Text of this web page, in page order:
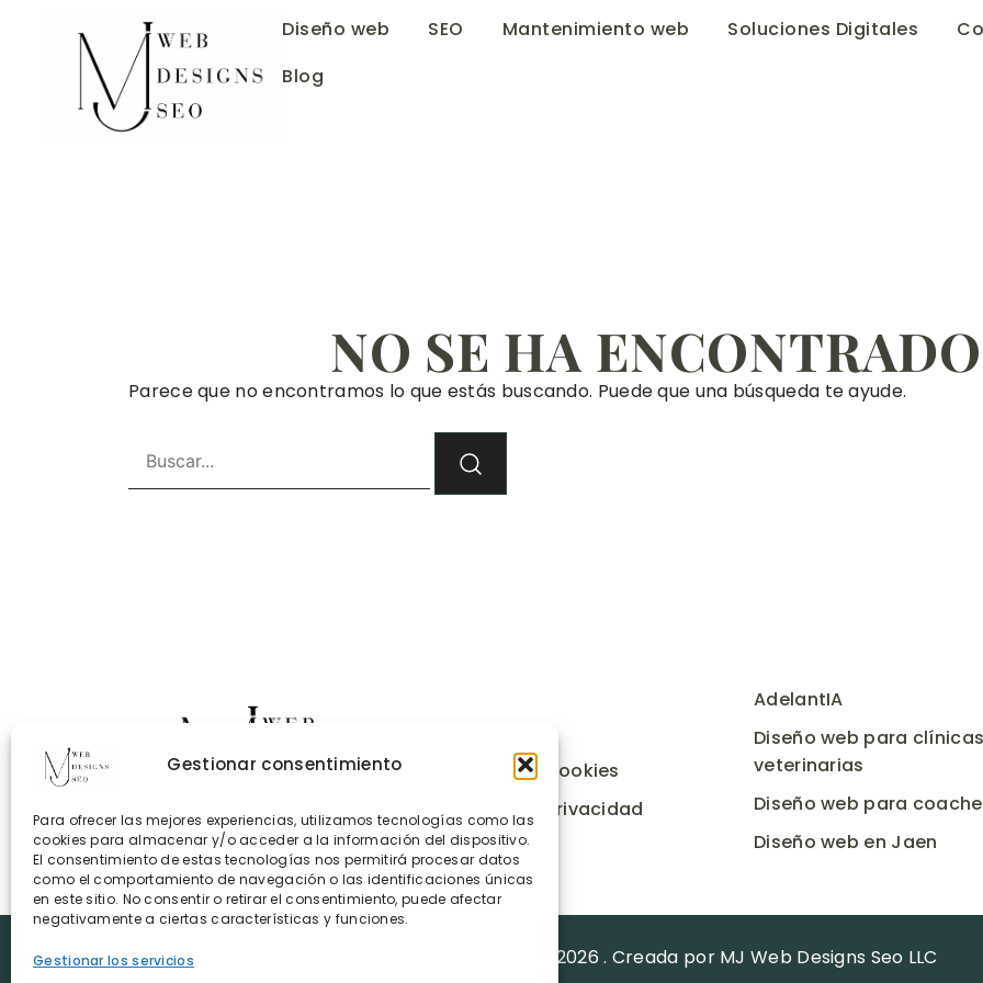
Gestionar consentimiento
Para ofrecer las mejores experiencias, utilizamos tecnologías como las
cookies para almacenar y/o acceder a la información del dispositivo.
El consentimiento de estas tecnologías nos permitirá procesar datos
como el comportamiento de navegación o las identificaciones únicas
en este sitio. No consentir o retirar el consentimiento, puede afectar
negativamente a ciertas características y funciones.
Gestionar los servicios
Diseño web SEO Mantenimiento web Soluciones Digitales
Blog
NO SE HA
Parece que no encontramos lo que estás buscando. Puede que una búsqueda te ayude.
Política de Cookies
Política de privacidad
AdelantIA
Diseño web para
veterinarias
Diseño web para
Diseño web en Jaen
© 2026 . Creada por MJ Web Designs Seo LLC